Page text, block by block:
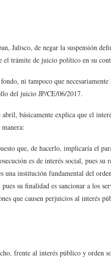
Jalisco, de negar la suspensión
trámite de juicio político en su
ni tampoco que
del juicio JP/CE/06/2017.
básicamente explica que el
que, de hacerlo, implicaría el
es de interés social, pues su
institución fundamental del
su finalidad es sancionar a los
que causen perjuicios al interés
frente al interés público y orden